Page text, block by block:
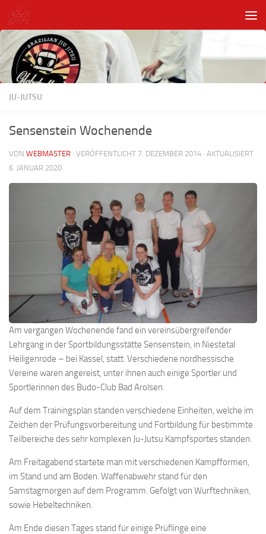
Unter dem Inhalt
JU-JUTSU
Sensenstein Wochenende
VON WEBMASTER · VERÖFFENTLICHT 7. DEZEMBER 2014 · AKTUALISIERT
6. JANUAR 2020
Am vergangen Wochenende fand ein vereinsübergreifender
Lehrgang in der Sportbildungsstätte Sensenstein, in Niestetal
Heiligenrode – bei Kassel, statt. Verschiedene nordhessische
Vereine waren angereist, unter ihnen auch einige Sportler und
Sportlerinnen des Budo-Club Bad Arolsen.
Auf dem Trainingsplan standen verschiedene Einheiten, welche im
Zeichen der Prüfungsvorbereitung und Fortbildung für bestimmte
Teilbereiche des sehr komplexen Ju-Jutsu Kampfsportes standen.
Am Freitagabend startete man mit verschiedenen Kampfformen,
im Stand und am Boden. Waffenabwehr stand für den
Samstagmorgen auf dem Programm. Gefolgt von Wurftechniken,
sowie Hebeltechniken.
Am Ende diesen Tages stand für einige Prüflinge eine